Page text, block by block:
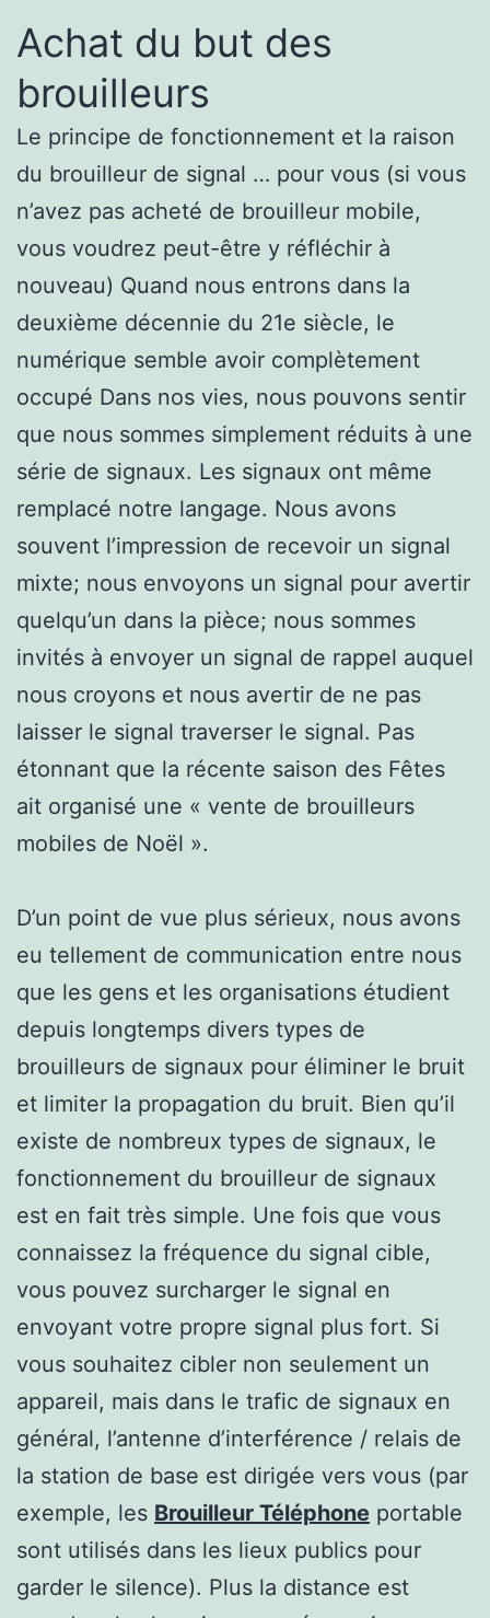
Achat du but des
brouilleurs
Le principe de fonctionnement et la raison
du brouilleur de signal … pour vous (si vous
n’avez pas acheté de brouilleur mobile,
vous voudrez peut-être y réfléchir à
nouveau) Quand nous entrons dans la
deuxième décennie du 21e siècle, le
numérique semble avoir complètement
occupé Dans nos vies, nous pouvons sentir
que nous sommes simplement réduits à une
série de signaux. Les signaux ont même
remplacé notre langage. Nous avons
souvent l’impression de recevoir un signal
mixte; nous envoyons un signal pour avertir
quelqu’un dans la pièce; nous sommes
invités à envoyer un signal de rappel auquel
nous croyons et nous avertir de ne pas
laisser le signal traverser le signal. Pas
étonnant que la récente saison des Fêtes
ait organisé une « vente de brouilleurs
mobiles de Noël ».
D’un point de vue plus sérieux, nous avons
eu tellement de communication entre nous
que les gens et les organisations étudient
depuis longtemps divers types de
brouilleurs de signaux pour éliminer le bruit
et limiter la propagation du bruit. Bien qu’il
existe de nombreux types de signaux, le
fonctionnement du brouilleur de signaux
est en fait très simple. Une fois que vous
connaissez la fréquence du signal cible,
vous pouvez surcharger le signal en
envoyant votre propre signal plus fort. Si
vous souhaitez cibler non seulement un
appareil, mais dans le trafic de signaux en
général, l’antenne d’interférence / relais de
la station de base est dirigée vers vous (par
exemple, les Brouilleur Téléphone portable
sont utilisés dans les lieux publics pour
garder le silence). Plus la distance est